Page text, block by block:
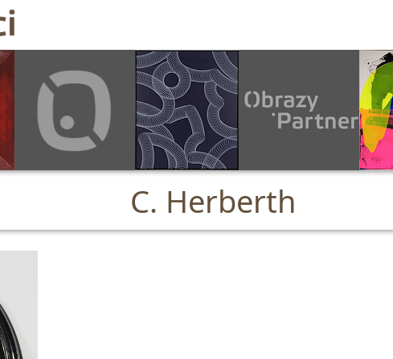
C. Herberth